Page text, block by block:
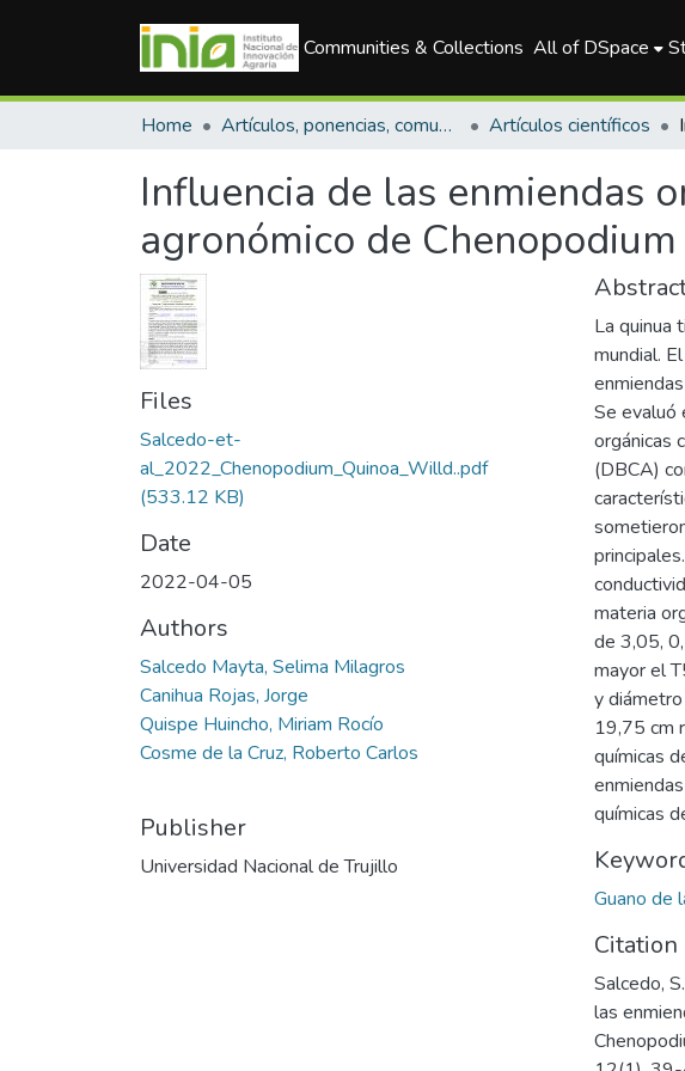
Communities & Collections All of DSpace
Home Artículos, ponencias, comunicaciones en congresos Artículos científicos
Influencia de las enmiendas
agronómico de
Files
Salcedo-et-
al_2022_Chenopodium_Quinoa_Willd..pdf
(533.12 KB)
Date
2022-04-05
Authors
Salcedo Mayta, Selima Milagros
Canihua Rojas, Jorge
Quispe Huincho, Miriam Rocío
Cosme de la Cruz, Roberto Carlos
Publisher
Universidad Nacional de Trujillo
La quinua
mundial.
Se evaluó
orgánicas
(DBCA)
materia
de 3,05,
mayor el
y
19,75 cm
químicas
químicas
Guano de
Citation
Salcedo,
las